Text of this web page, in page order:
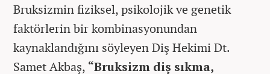
Bruksizmin fiziksel, psikolojik ve genetik
faktörlerin bir kombinasyonundan
kaynaklandığını söyleyen Diş Hekimi Dt.
Samet Akbaş, “Bruksizm diş sıkma,